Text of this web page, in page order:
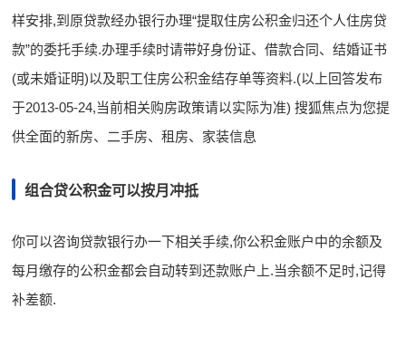
样安排,到原贷款经办银行办理“提取住房公积金归还个人住房贷
款”的委托手续.办理手续时请带好身份证、借款合同、结婚证书
(或未婚证明)以及职工住房公积金结存单等资料.(以上回答发布
于2013-05-24,当前相关购房政策请以实际为准) 搜狐焦点为您提
供全面的新房、二手房、租房、家装信息
组合贷公积金可以按月冲抵
你可以咨询贷款银行办一下相关手续,你公积金账户中的余额及
每月缴存的公积金都会自动转到还款账户上.当余额不足时,记得
补差额.